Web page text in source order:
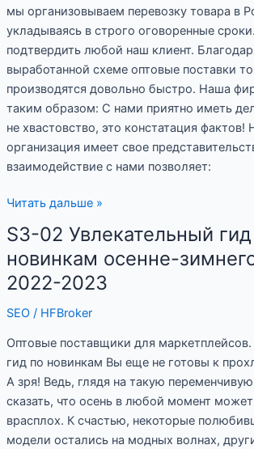
мы организовываем перевозку товара в
укладываясь в строго оговоренные
подтвердить любой наш клиент.
выработанной схеме оптовые поставки
производятся довольно быстро. Наша
таким образом: С нами приятно
не хвастовство, это констатация фактов!
организация имеет свое
взаимодействие с нами позволяет:
Читать дальше »
S3-02 Увлекательный
новинкам осенне-
2022-2023
SEO/ HFBroker
Оптовые поставщики для маркетплейсов.
гид по новинкам Вы еще не готовы к
А зря! Ведь, глядя на такую
сказать, что осень в любой момент может
врасплох. К счастью, некоторые
модели остались на модных волнах,
S3-
Увлекательный
гид
по
осенне-
зимнего
сезона
2022-
2023